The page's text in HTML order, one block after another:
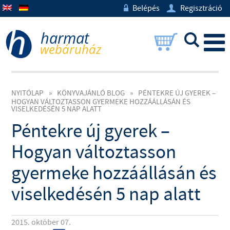
w Belépés U Regisztráció
L
NYITÓLAP » KÖNYVAJÁNLÓ BLOG » PÉNTEKRE ÚJ GYEREK –
HOGYAN VÁLTOZTASSON GYERMEKE HOZZÁÁLLÁSÁN ÉS
VISELKEDÉSÉN 5 NAP ALATT
Péntekre új gyerek –
Hogyan változtasson
gyermeke hozzáállásán és
viselkedésén 5 nap alatt
2015. október 07.